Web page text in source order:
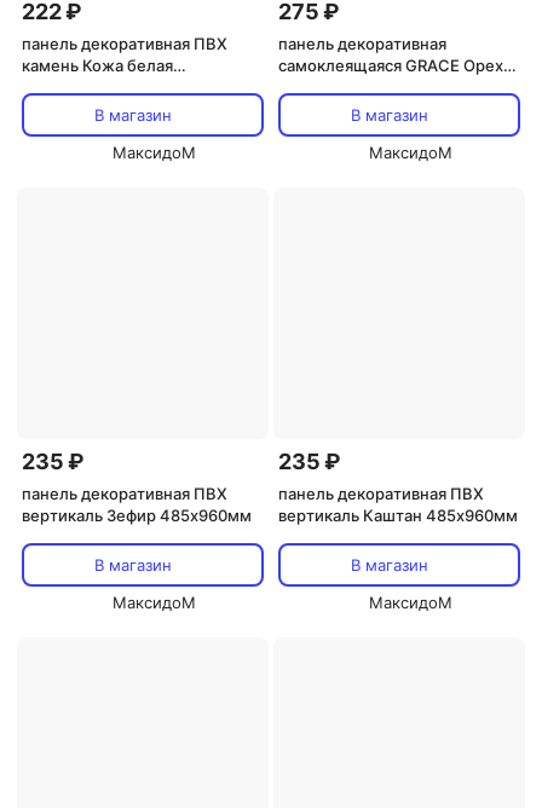
222 ₽
панель декоративная ПВХ
камень Кожа белая
В магазин
МаксидоМ
275 ₽
панель декоративная
самоклеящаяся GRACE Орех
В магазин
МаксидоМ
235 ₽
панель декоративная ПВХ
вертикаль Зефир 485х960мм
В магазин
МаксидоМ
235 ₽
панель декоративная ПВХ
вертикаль Каштан 485х960мм
В магазин
МаксидоМ